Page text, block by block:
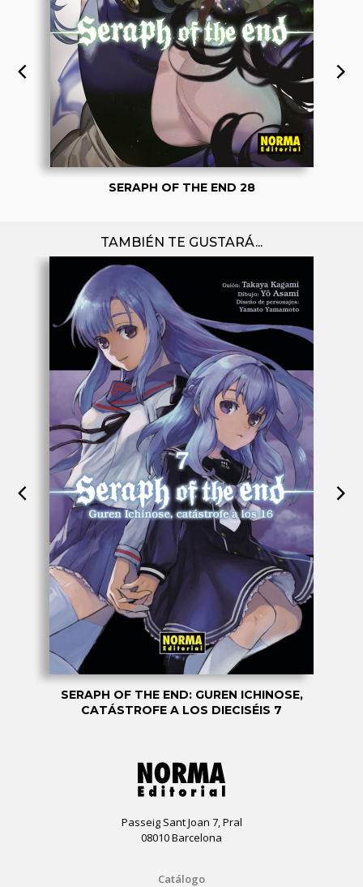
SERAPH OF THE END 28
TAMBIÉN TE GUSTARÁ...
SERAPH OF THE END: GUREN ICHINOSE,
CATÁSTROFE A LOS DIECISÉIS 7
Passeig Sant Joan 7, Pral
08010 Barcelona
Catálogo